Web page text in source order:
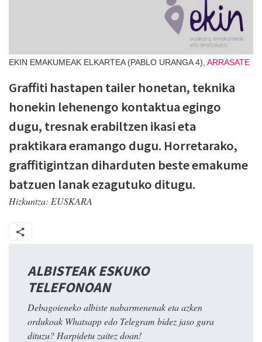
EKIN EMAKUMEAK ELKARTEA (PABLO URANGA 4), ARRASATE
Graffiti hastapen tailer honetan, teknika
honekin lehenengo kontaktua egingo
dugu, tresnak erabiltzen ikasi eta
praktikara eramango dugu. Horretarako,
graffitigintzan diharduten beste emakume
batzuen lanak ezagutuko ditugu.
Hizkuntza: EUSKARA
ALBISTEAK ESKUKO
TELEFONOAN
Debagoieneko albiste nabarmenenak eta azken
ordukoak Whatsapp edo Telegram bidez jaso gura
dituzu? Harpidetu zaitez doan!